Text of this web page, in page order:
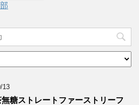
13
糖ストレートファーストリーフ